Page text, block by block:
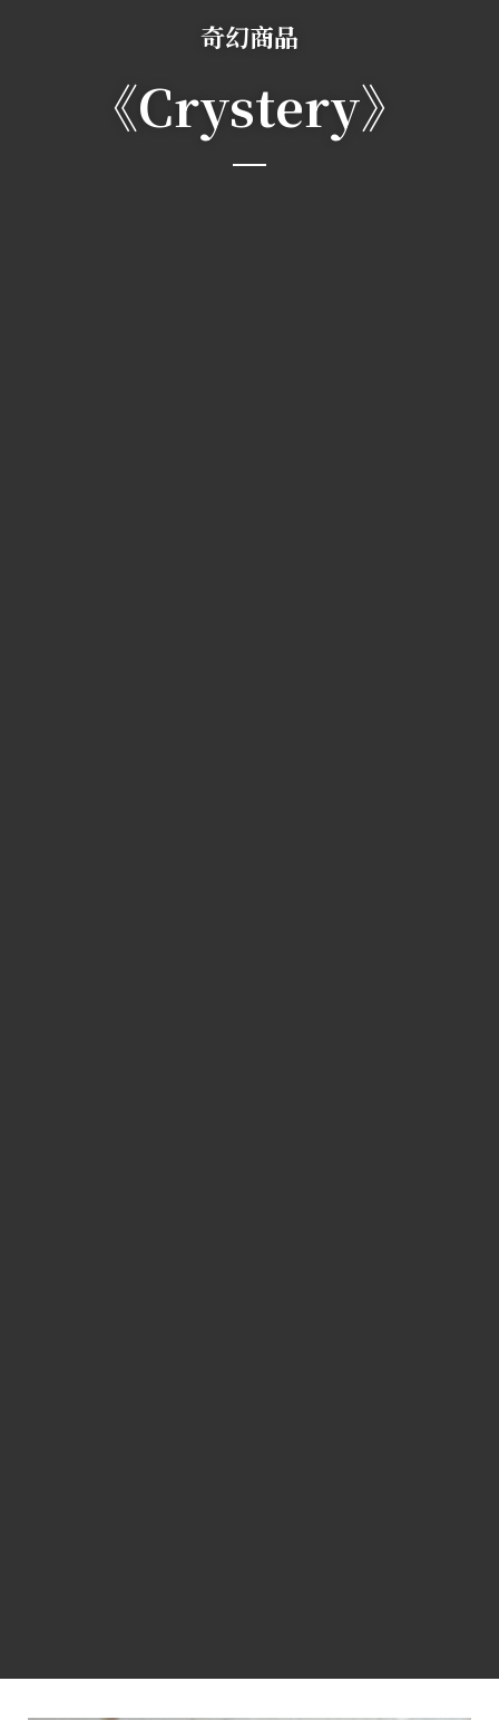
奇幻商品
《Crystery》